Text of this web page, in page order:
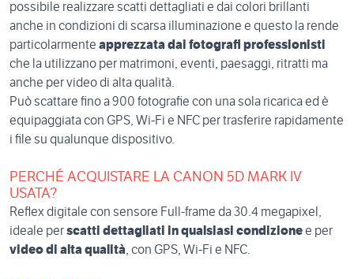
possibile realizzare scatti dettagliati e dai colori brillanti
anche in condizioni di scarsa illuminazione e questo la rende
particolarmente apprezzata dai fotografi professionisti
che la utilizzano per matrimoni, eventi, paesaggi, ritratti ma
anche per video di alta qualità.
Può scattare fino a 900 fotografie con una sola ricarica ed è
equipaggiata con GPS, Wi-Fi e NFC per trasferire rapidamente
i file su qualunque dispositivo.
PERCHÉ ACQUISTARE LA CANON 5D MARK IV
USATA?
Reflex digitale con sensore Full-frame da 30.4 megapixel,
ideale perscatti dettagliati in qualsiasi condizionee per
video di alta qualità , con GPS, Wi-Fi e NFC.